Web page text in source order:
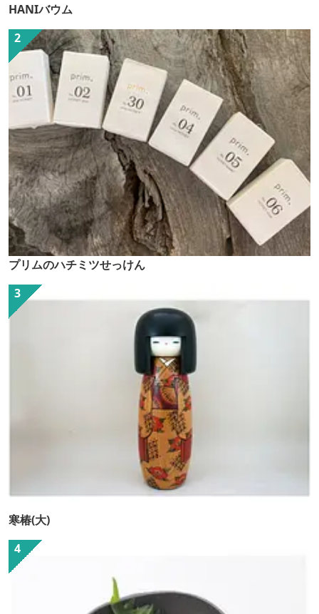
HANIバウム
プリムのハチミツせっけん
寒椿(大)